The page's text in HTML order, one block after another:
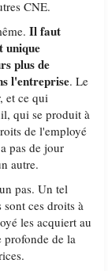
CNE.
Il faut
unique
plus de
l'entreprise. Le
et ce qui
qui se produit à
de l'employé
pas de jour
autre.
pas. Un tel
ces droits à
les acquiert au
profonde de la